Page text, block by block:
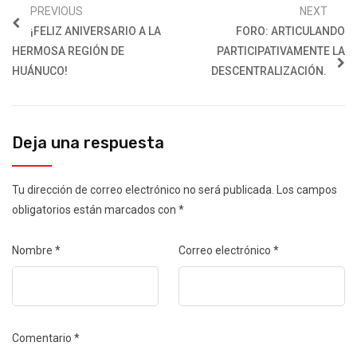
PREVIOUS
¡FELIZ ANIVERSARIO A LA
HERMOSA REGIÓN DE
HUÁNUCO!
NEXT
FORO: ARTICULANDO
PARTICIPATIVAMENTE LA
DESCENTRALIZACIÓN.
Deja una respuesta
Tu dirección de correo electrónico no será publicada.
Los campos
obligatorios están marcados con *
Nombre * Correo electrónico *
Comentario *